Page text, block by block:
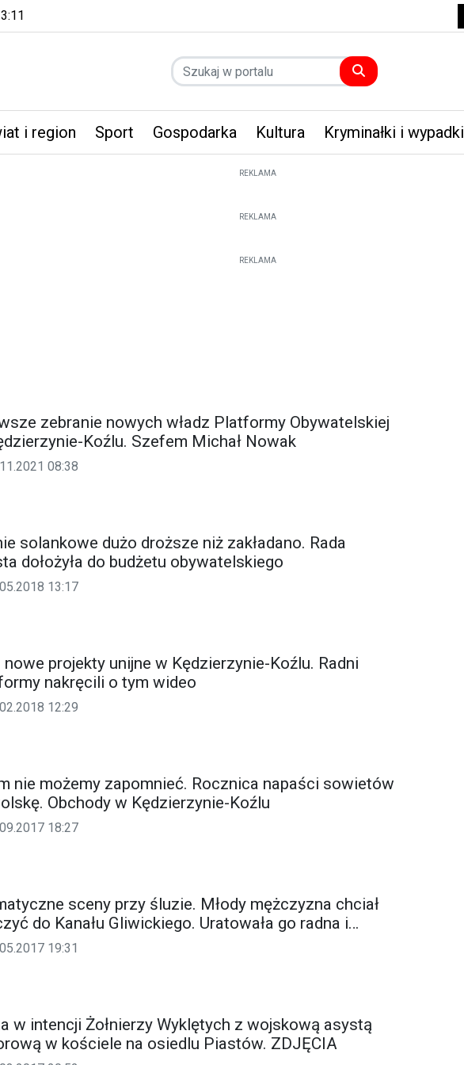
i region Sport Gospodarka Kultura Kryminałki i wypadki
REKLAMA
REKLAMA
REKLAMA
zebranie nowych władz Platformy Obywatelskiej
Koźlu. Szefem Michał Nowak
08:38
solankowe dużo droższe niż zakładano. Rada
dołożyła do budżetu obywatelskiego
13:17
nowe projekty unijne w Kędzierzynie-Koźlu. Radni
nakręcili o tym wideo
12:29
nie możemy zapomnieć. Rocznica napaści sowietów
Obchody w Kędzierzynie-Koźlu
18:27
sceny przy śluzie. Młody mężczyzna chciał
do Kanału Gliwickiego. Uratowała go radna i
19:31
w intencji Żołnierzy Wyklętych z wojskową asystą
w kościele na osiedlu Piastów. ZDJĘCIA